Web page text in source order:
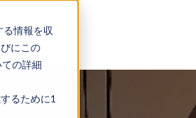
情報を収
にこの
の詳細
るために1